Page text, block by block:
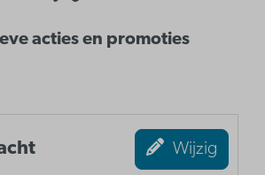
acties en promoties
Wijzig